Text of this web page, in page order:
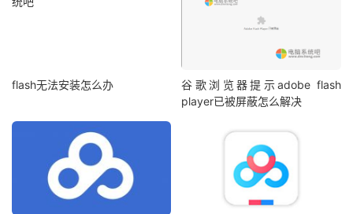
flash无法安装怎么办
谷歌浏览器提示adobe flash
player已被屏蔽怎么解决